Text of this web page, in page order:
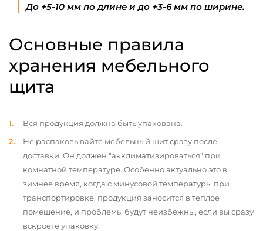
До +5-10 мм по длине и до +3-6 мм по ширине.
Основные правила
хранения мебельного
щита
Вся продукция должна быть упакована.
Не распаковывайте мебельный щит сразу после
доставки. Он должен "акклиматизироваться" при
комнатной температуре. Особенно актуально это в
зимнее время, когда с минусовой температуры при
транспортировке, продукция заносится в теплое
помещение, и проблемы будут неизбежны, если вы сразу
вскроете упаковку.